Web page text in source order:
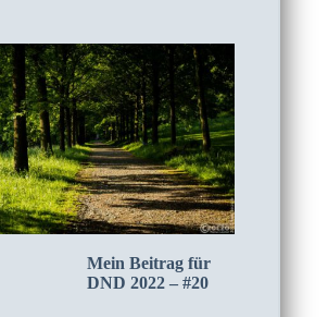
Mein Beitrag für
DND 2022 – #20